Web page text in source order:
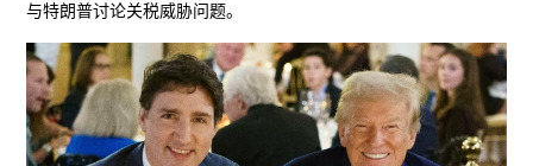
与特朗普讨论关税威胁问题。